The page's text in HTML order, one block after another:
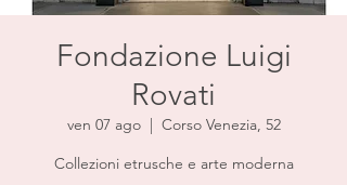
Fondazione Luigi
Rovati
ven 07 ago
  |
Corso Venezia, 52
Collezioni etrusche e arte moderna